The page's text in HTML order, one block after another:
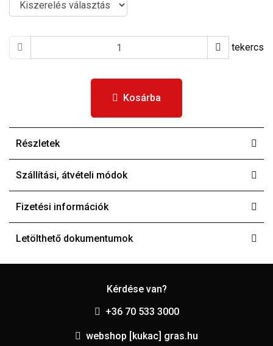
tekercs
Kosárba
Részletek
Szállítási, átvételi módok
Fizetési információk
Letölthető dokumentumok
Kérdése van?
+36 70 533 3000
webshop [kukac] gras.hu